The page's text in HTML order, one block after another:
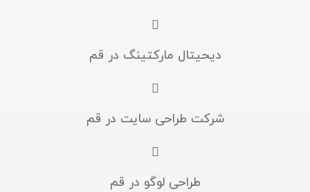
دیحیتال مارکتینگ در قم
شرکت طراحی سایت در قم
طراحی لوگو در قم